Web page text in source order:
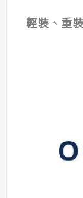
輕裝、重裝